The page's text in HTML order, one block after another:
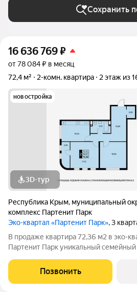
Сохранить
16 636 769₽
от 78 084 ₽ в месяц
72,4 м²
2-комн. квартира 2 этаж из
новостройка
3D-тур
Республика Крым, муниципальный
комплекс Партенит Парк
Эко-квартал «Партенит Парк», 3
В продаже квартира 72,36 м2 в эко-
Партенит Парк уникальный семейный эко-квартал на Южном
- Дома расположены в окружении
- Кристально чистый
Позвонить